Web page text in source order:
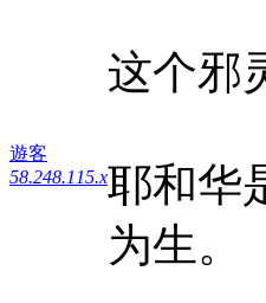
遊客
58.248.115.x
这个邪
耶和华
为生。